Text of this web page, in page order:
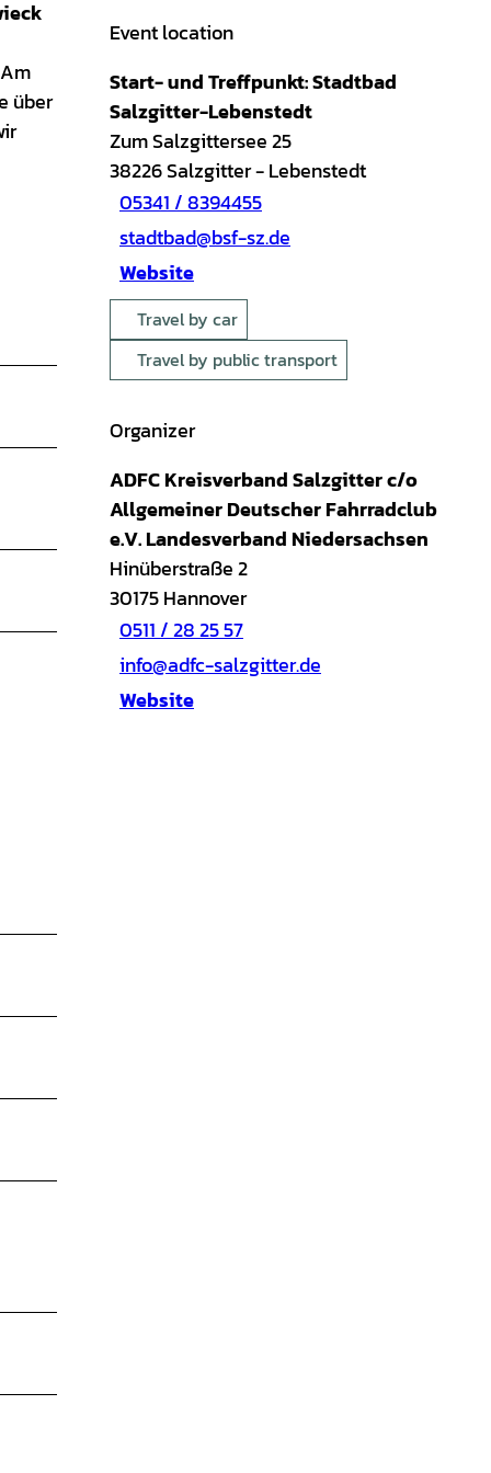
über
Event location
Start- und Treffpunkt: Stadtbad
Salzgitter-Lebenstedt
Zum Salzgittersee 25
38226Salzgitter- Lebenstedt
05341 / 8394455
stadtbad@bsf-sz.de
Website
Travel by car
Travel by public transport
Organizer
ADFC Kreisverband Salzgitter c/o
Allgemeiner Deutscher Fahrradclub
e.V. Landesverband Niedersachsen
Hinüberstraße 2
30175Hannover
0511 / 28 25 57
info@adfc-salzgitter.de
Website